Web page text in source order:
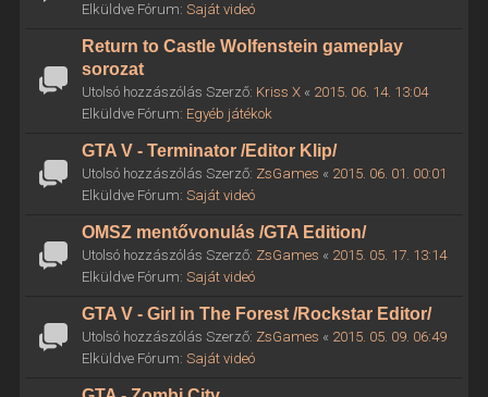
Elküldve Fórum: Saját videó
Return to Castle Wolfenstein gameplay
sorozat
Utolsó hozzászólás Szerző: Kriss X« 2015. 06. 14. 13:04
Elküldve Fórum: Egyéb játékok
GTA V - Terminator /Editor Klip/
Utolsó hozzászólás Szerző: ZsGames « 2015. 06. 01. 00:01
Elküldve Fórum: Saját videó
OMSZ mentővonulás /GTA Edition/
Utolsó hozzászólás Szerző: ZsGames « 2015. 05. 17. 13:14
Elküldve Fórum: Saját videó
GTA V - Girl in The Forest /Rockstar Editor/
Utolsó hozzászólás Szerző: ZsGames « 2015. 05. 09. 06:49
Elküldve Fórum: Saját videó